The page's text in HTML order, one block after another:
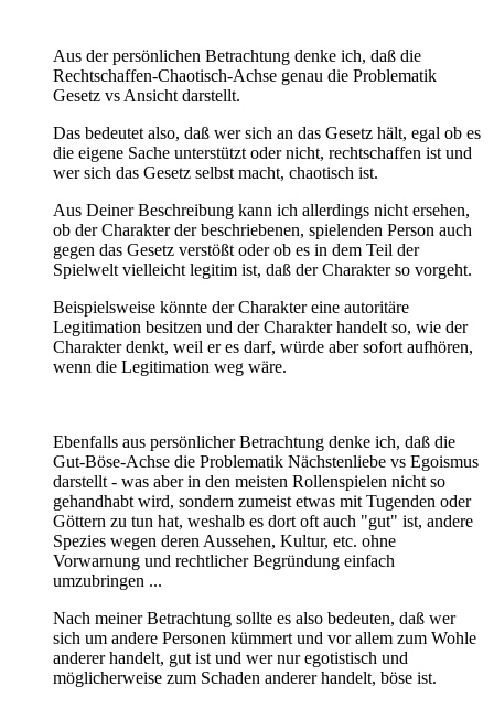
Aus der persönlichen Betrachtung denke ich, daß die
Rechtschaffen-Chaotisch-Achse genau die Problematik
Gesetz vs Ansicht darstellt.
Das bedeutet also, daß wer sich an das Gesetz hält, egal ob es
die eigene Sache unterstützt oder nicht, rechtschaffen ist und
wer sich das Gesetz selbst macht, chaotisch ist.
Aus Deiner Beschreibung kann ich allerdings nicht ersehen,
ob der Charakter der beschriebenen, spielenden Person auch
gegen das Gesetz verstößt oder ob es in dem Teil der
Spielwelt vielleicht legitim ist, daß der Charakter so vorgeht.
Beispielsweise könnte der Charakter eine autoritäre
Legitimation besitzen und der Charakter handelt so, wie der
Charakter denkt, weil er es darf, würde aber sofort aufhören,
wenn die Legitimation weg wäre.
Ebenfalls aus persönlicher Betrachtung denke ich, daß die
Gut-Böse-Achse die Problematik Nächstenliebe vs Egoismus
darstellt - was aber in den meisten Rollenspielen nicht so
gehandhabt wird, sondern zumeist etwas mit Tugenden oder
Göttern zu tun hat, weshalb es dort oft auch "gut" ist, andere
Spezies wegen deren Aussehen, Kultur, etc. ohne
Vorwarnung und rechtlicher Begründung einfach
umzubringen ...
Nach meiner Betrachtung sollte es also bedeuten, daß wer
sich um andere Personen kümmert und vor allem zum Wohle
anderer handelt, gut ist und wer nur egotistisch und
möglicherweise zum Schaden anderer handelt, böse ist.